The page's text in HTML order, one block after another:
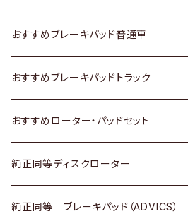
日産
いすゞ
ダイハツ
マツダ
三菱
スズキ
日産
いすゞ
ダイハツ
マツダ
スズキ
日産
いすゞ
ダイハツ
三菱
トヨタ
ホンダ
スズキ
日産
ダイハツ
おすすめブレーキパッド普通車
トヨタ
ホンダ
スズキ
日産
おすすめブレーキパッドトラック
トヨタ
日産
いすゞ
おすすめローター・パッドセット
トヨタ
ホンダ
純正同等ディスクローター
トヨタ
純正同等 ブレーキパッド（ADVICS）